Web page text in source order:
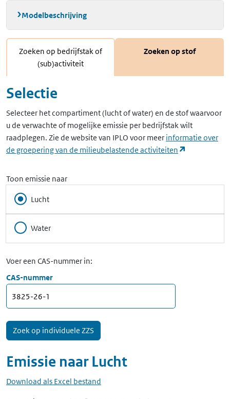
Modelbeschrijving
Zoeken op bedrijfstak of
(sub)activiteit
Zoeken op stof
Selectie
Selecteer het compartiment (lucht of water) en de stof waarvoor
u de verwachte of mogelijke emissie per bedrijfstak wilt
raadplegen. Zie de website van IPLO voor meer informatie over
de groepering van de milieubelastende activiteiten
Toon emissie naar
Lucht
Water
Voer een CAS-nummer in:
CAS-nummer
Emissie naar Lucht
Download als Excel bestand